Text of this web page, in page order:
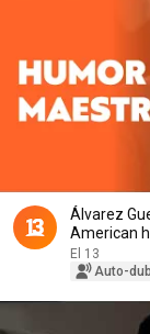
Álvarez
American
El 13
Auto-